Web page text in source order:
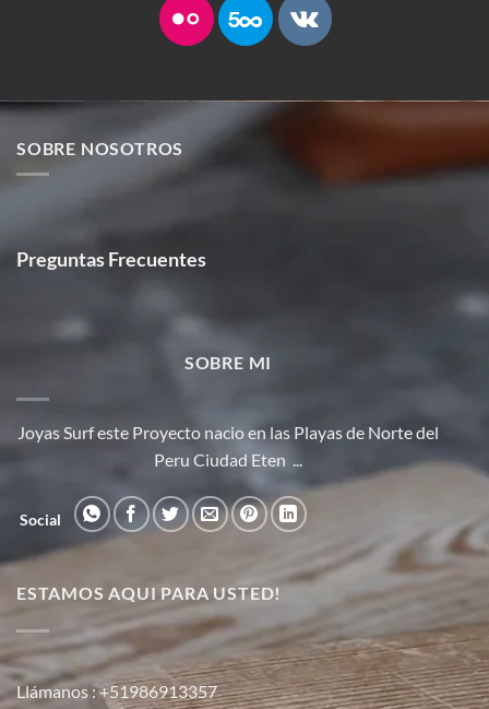
SOBRE NOSOTROS
Preguntas Frecuentes
SOBRE MI
Joyas Surf este Proyecto nacio en las Playas de Norte del
Peru Ciudad Eten ...
Social
ESTAMOS AQUI PARA USTED!
Llámanos :+51986913357